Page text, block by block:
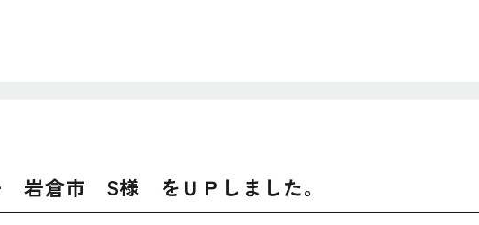
岩倉市 S様 をＵＰしました。